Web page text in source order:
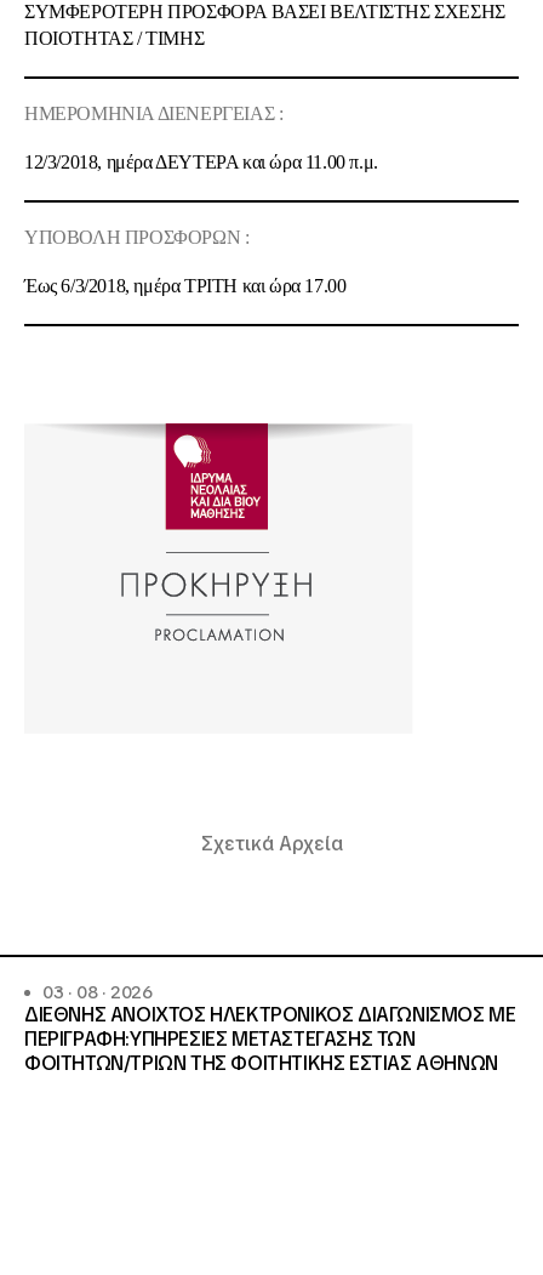
ΣΥΜΦΕΡΟΤΕΡΗ ΠΡΟΣΦΟΡΑ ΒΑΣΕΙ ΒΕΛΤΙΣΤΗΣ ΣΧΕΣΗΣ
ΠΟΙOΤΗΤΑΣ / ΤΙΜΗΣ
ΗΜΕΡΟΜΗΝΙΑ ΔΙΕΝΕΡΓΕΙΑΣ :
12/3/2018, ημέρα ΔΕΥΤΕΡΑ και ώρα 11.00 π.μ.
ΥΠΟΒΟΛΗ ΠΡΟΣΦΟΡΩΝ :
Έως 6/3/2018, ημέρα ΤΡΙΤΗ και ώρα 17.00
Σχετικά Αρχεία
03 · 08 · 2026
ΔΙΕΘΝΗΣ ΑΝΟΙΧΤΟΣ ΗΛΕΚΤΡΟΝΙΚΟΣ ΔΙΑΓΩΝΙΣΜΟΣ ΜΕ
ΠΕΡΙΓΡΑΦΗ:ΥΠΗΡΕΣΙΕΣ METAΣΤΕΓΑΣΗΣ ΤΩΝ
ΦΟΙΤΗΤΩΝ/ΤΡΙΩΝ ΤΗΣ ΦΟΙΤΗΤΙΚΗΣ ΕΣΤΙΑΣ ΑΘΗΝΩΝ